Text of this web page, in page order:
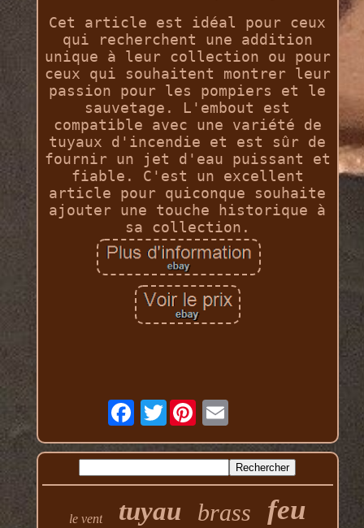
Cet article est idéal pour ceux
qui recherchent une addition
unique à leur collection ou pour
ceux qui souhaitent montrer leur
passion pour les pompiers et le
sauvetage. L'embout est
compatible avec une variété de
tuyaux d'incendie et est sûr de
fournir un jet d'eau puissant et
fiable. C'est un excellent
article pour quiconque souhaite
ajouter une touche historique à
sa collection.
Twitter
le vent tuyau brass feu